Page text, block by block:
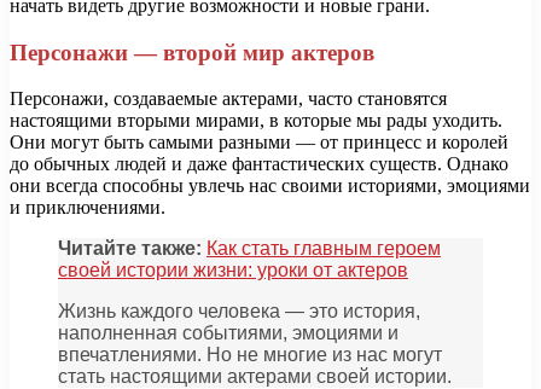
начать видеть другие возможности и новые грани.
Персонажи — второй мир актеров
Персонажи, создаваемые актерами, часто становятся
настоящими вторыми мирами, в которые мы рады уходить.
Они могут быть самыми разными — от принцесс и королей
до обычных людей и даже фантастических существ. Однако
они всегда способны увлечь нас своими историями, эмоциями
и приключениями.
Читайте также: Как стать главным героем
своей истории жизни: уроки от актеров
Жизнь каждого человека — это история,
наполненная событиями, эмоциями и
впечатлениями. Но не многие из нас могут
стать настоящими актерами своей истории.